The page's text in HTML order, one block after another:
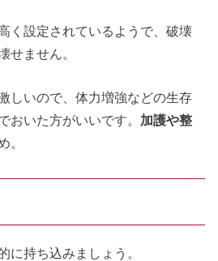
く設定されているようで、破壊
せません。
しいので、体力増強などの生存
おいた方がいいです。 加護や整
。
に持ち込みましょう。